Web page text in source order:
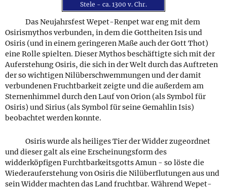
Stele - ca. 1300 v. Chr.
Das Neujahrsfest Wepet-Renpet war eng mit dem
Osirismythos verbunden, in dem die Gottheiten Isis und
Osiris (und in einem geringeren Maße auch der Gott Thot)
eine Rolle spielten. Dieser Mythos beschäftigte sich mit der
Auferstehung Osiris, die sich in der Welt durch das Auftreten
der so wichtigen Nilüberschwemmungen und der damit
verbundenen Fruchtbarkeit zeigte und die außerdem am
Sternenhimmel durch den Lauf von Orion (als Symbol für
Osiris) und Sirius (als Symbol für seine Gemahlin Isis)
beobachtet werden konnte.
Osiris wurde als heiliges Tier der Widder zugeordnet
und dieser galt als eine Erscheinungsform des
widderköpfigen Furchtbarkeitsgotts Amun - so löste die
Wiederauferstehung von Osiris die Nilüberflutungen aus und
sein Widder machten das Land fruchtbar. Während Wepet-